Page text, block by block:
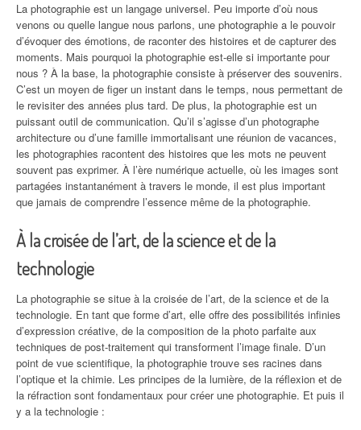
La photographie est un langage universel. Peu importe d’où nous
venons ou quelle langue nous parlons, une photographie a le pouvoir
d’évoquer des émotions, de raconter des histoires et de capturer des
moments. Mais pourquoi la photographie est-elle si importante pour
nous ? À la base, la photographie consiste à préserver des souvenirs.
C’est un moyen de figer un instant dans le temps, nous permettant de
le revisiter des années plus tard. De plus, la photographie est un
puissant outil de communication. Qu’il s’agisse d’un photographe
architecture ou d’une famille immortalisant une réunion de vacances,
les photographies racontent des histoires que les mots ne peuvent
souvent pas exprimer. À l’ère numérique actuelle, où les images sont
partagées instantanément à travers le monde, il est plus important
que jamais de comprendre l’essence même de la photographie.
À la croisée de l’art, de la science et de la
technologie
La photographie se situe à la croisée de l’art, de la science et de la
technologie. En tant que forme d’art, elle offre des possibilités infinies
d’expression créative, de la composition de la photo parfaite aux
techniques de post-traitement qui transforment l’image finale. D’un
point de vue scientifique, la photographie trouve ses racines dans
l’optique et la chimie. Les principes de la lumière, de la réflexion et de
la réfraction sont fondamentaux pour créer une photographie. Et puis il
y a la technologie :